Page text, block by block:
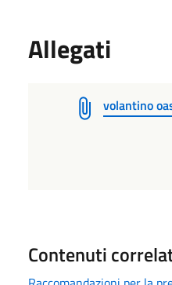
Allegati
volantino
Contenuti